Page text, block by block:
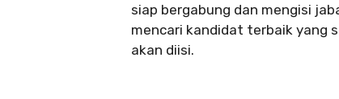
siap bergabung dan mengisi
mencari kandidat terbaik yang
akan diisi.